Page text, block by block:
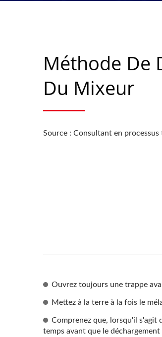
Méthode De
Du Mixeur
Source : Consultant en processus
Ouvrez toujours une trappe
Mettez à la terre à la fois le
Comprenez que, lorsqu'il s'agit
temps avant que le déchargement